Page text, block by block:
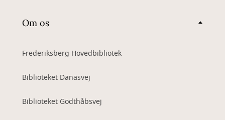
Om os
Frederiksberg Hovedbibliotek
Biblioteket Danasvej
Biblioteket Godthåbsvej